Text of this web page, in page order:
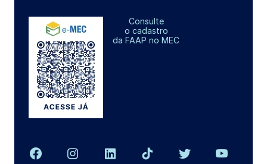
Consulte
o cadastro
da FAAP no MEC